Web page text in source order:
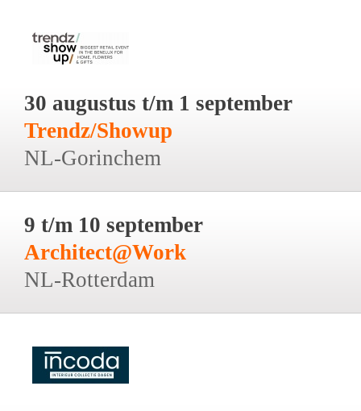
30 augustus t/m 1 september
Trendz/Showup
NL-Gorinchem
9 t/m 10 september
Architect@Work
NL-Rotterdam